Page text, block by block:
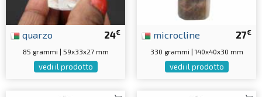
24€
quarzo
85 grammi | 59x33x27 mm
vedi il prodotto
27€
microcline
330 grammi | 140x40x30 mm
vedi il prodotto